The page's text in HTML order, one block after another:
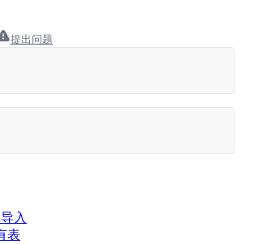
提出问题
入
表